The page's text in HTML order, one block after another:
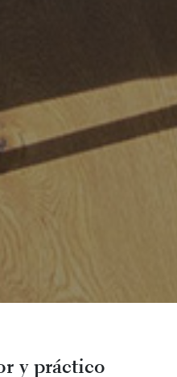
y práctico